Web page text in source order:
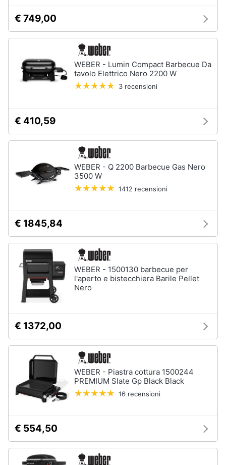
€ 749,00
WEBER - Lumin Compact Barbecue Da
tavolo Elettrico Nero 2200 W
3 recensioni
€ 410,59
WEBER - Q 2200 Barbecue Gas Nero
3500 W
1412 recensioni
€ 1845,84
WEBER - 1500130 barbecue per
l'aperto e bistecchiera Barile Pellet
Nero
€ 1372,00
WEBER - Piastra cottura 1500244
PREMIUM Slate Gp Black Black
16 recensioni
€ 554,50